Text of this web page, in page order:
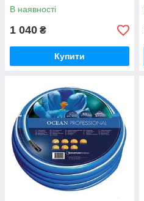
В наявності
1 040 ₴
Купити